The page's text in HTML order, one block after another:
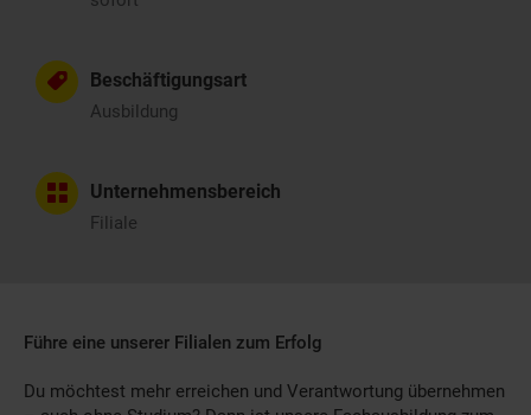
Beschäftigungsart
Ausbildung
Unternehmensbereich
Filiale
Führe eine unserer Filialen zum Erfolg
Du möchtest mehr erreichen und Verantwortung übernehmen